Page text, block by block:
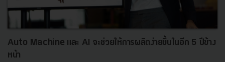
Auto Machine และ AI จะช่วยให้การผลิตง่ายขึ้นในอีก 5 ปีข้าง
หน้า